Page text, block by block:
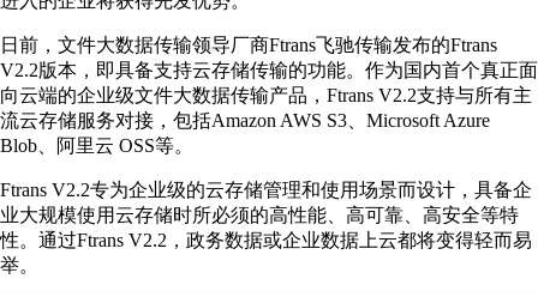
日前，文件大数据传输领导厂商Ftrans飞驰传输发布的Ftrans
V2.2版本，即具备支持云存储传输的功能。作为国内首个真正面
向云端的企业级文件大数据传输产品，Ftrans V2.2支持与所有主
流云存储服务对接，包括Amazon AWS S3、Microsoft Azure
Blob、阿里云 OSS等。
Ftrans V2.2专为企业级的云存储管理和使用场景而设计，具备企
业大规模使用云存储时所必须的高性能、高可靠、高安全等特
性。通过Ftrans V2.2，政务数据或企业数据上云都将变得轻而易
举。